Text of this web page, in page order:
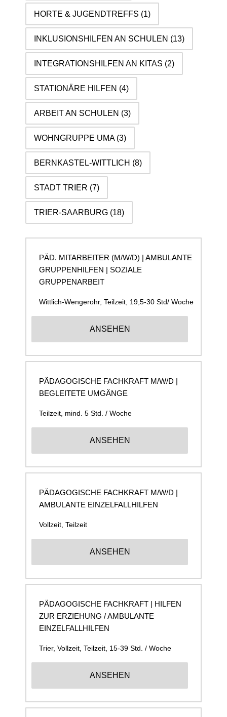
HORTE & JUGENDTREFFS (1)
INKLUSIONSHILFEN AN SCHULEN (13)
INTEGRATIONSHILFEN AN KITAS (2)
STATIONÄRE HILFEN (4)
ARBEIT AN SCHULEN (3)
WOHNGRUPPE UMA (3)
BERNKASTEL-WITTLICH (8)
STADT TRIER (7)
TRIER-SAARBURG (18)
PÄD. MITARBEITER (M/W/D) | AMBULANTE
GRUPPENHILFEN | SOZIALE
GRUPPENARBEIT
Wittlich-Wengerohr, Teilzeit, 19,5-30 Std/ Woche
ANSEHEN
PÄDAGOGISCHE FACHKRAFT M/W/D |
BEGLEITETE UMGÄNGE
Teilzeit, mind. 5 Std. / Woche
ANSEHEN
PÄDAGOGISCHE FACHKRAFT M/W/D |
AMBULANTE EINZELFALLHILFEN
Vollzeit, Teilzeit
ANSEHEN
PÄDAGOGISCHE FACHKRAFT | HILFEN
ZUR ERZIEHUNG / AMBULANTE
EINZELFALLHILFEN
Trier, Vollzeit, Teilzeit, 15-39 Std. / Woche
ANSEHEN